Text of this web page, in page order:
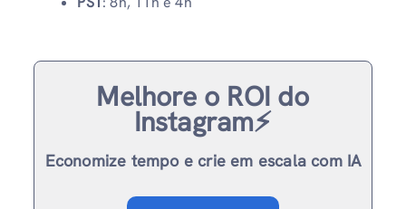
Melhore o ROI do
Instagram⚡️
Economize tempo e crie em escala com IA